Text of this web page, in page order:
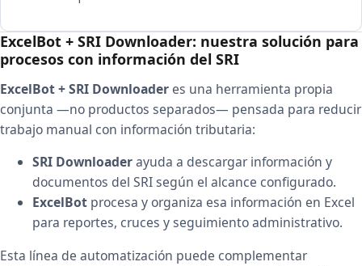
ExcelBot + SRI Downloader: nuestra solución para
procesos con información del SRI
ExcelBot + SRI Downloader es una herramienta propia
conjunta —no productos separados— pensada para reducir
trabajo manual con información tributaria:
SRI Downloaderayuda a descargar información y
documentos del SRI según el alcance configurado.
ExcelBot procesa y organiza esa información en Excel
para reportes, cruces y seguimiento administrativo.
Esta línea de automatización puede complementar